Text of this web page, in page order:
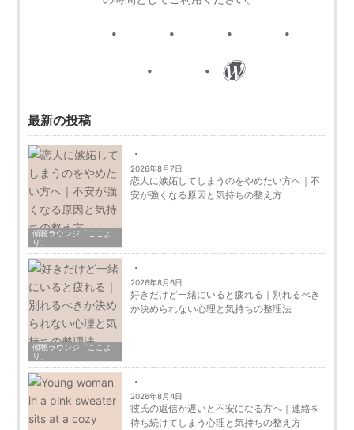
最新の投稿
傾聴ラウンジ「ここよ
り」
2026年8月7日
恋人に嫉妬してしまうのをやめたい方へ｜不
安が強くなる原因と気持ちの整え方
傾聴ラウンジ「ここよ
り」
2026年8月6日
好きだけど一緒にいると疲れる｜別れるべき
か決められない心理と気持ちの整理法
2026年8月4日
彼氏の返信が遅いと不安になる方へ｜連絡を
待ち続けてしまう心理と気持ちの整え方